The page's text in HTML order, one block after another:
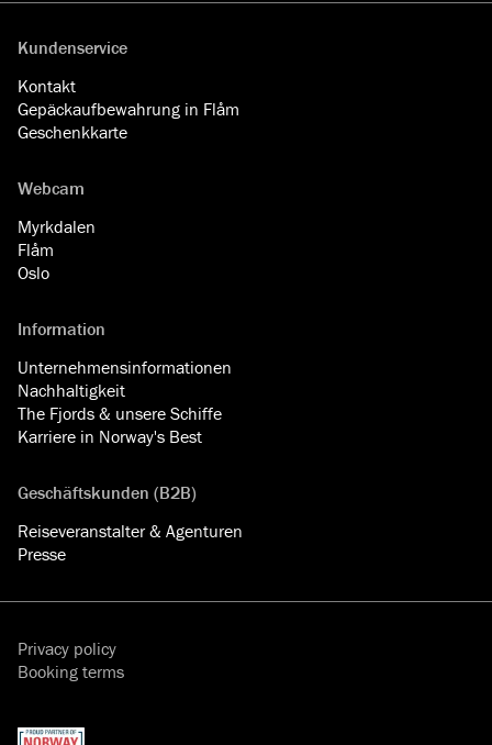
Kundenservice
Kontakt
Gepäckaufbewahrung in Flåm
Geschenkkarte
Webcam
Myrkdalen
Flåm
Oslo
Information
Unternehmensinformationen
Nachhaltigkeit
The Fjords & unsere Schiffe
Karriere in Norway's Best
Geschäftskunden (B2B)
Reiseveranstalter & Agenturen
Presse
Privacy policy
Booking terms